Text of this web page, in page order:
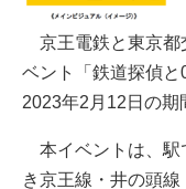
京王電鉄と東京都
ベント「鉄道探偵と
2023年2月12日の期
本イベントは、駅
き京王線・井の頭